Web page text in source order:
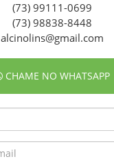
(73) 99111-0699
(73) 98838-8448
alcinolins@gmail.com
CHAME NO WHATSAPP